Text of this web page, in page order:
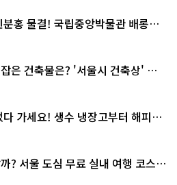
홍 물결! 국립중앙박물관 배롱나
은 건축물은? '서울시 건축상' 수
가세요! 생수 냉장고부터 해피소
? 서울 도심 무료 실내 여행 코스